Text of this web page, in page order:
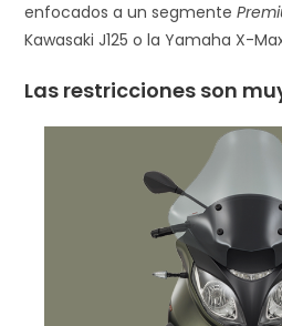
enfocados a un segmente
Kawasaki J125 o la Yamaha X-
Las restricciones son